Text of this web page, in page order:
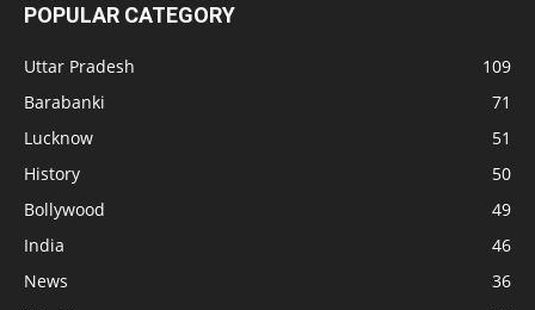
POPULAR CATEGORY
Uttar Pradesh
109
Barabanki
71
Lucknow
51
History
50
Bollywood
49
India
46
News
36